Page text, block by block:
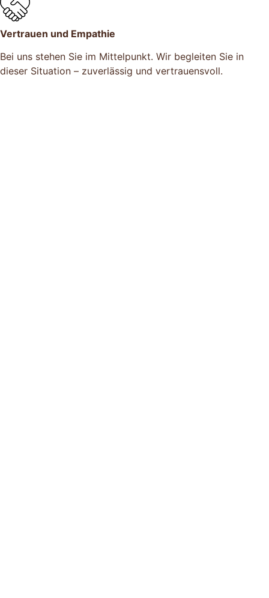
Vertrauen und Empathie
Bei uns stehen Sie im Mittelpunkt. Wir begleiten Sie in
dieser Situation – zuverlässig und vertrauensvoll.